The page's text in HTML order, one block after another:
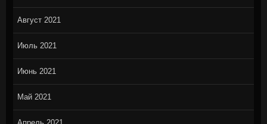
Август 2021
Июль 2021
Июнь 2021
Май 2021